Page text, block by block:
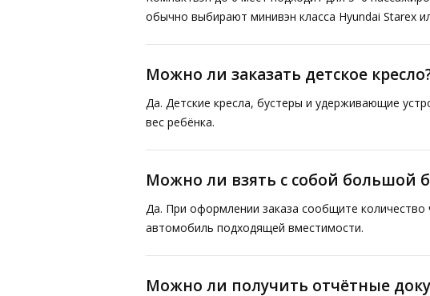
обычно выбирают минивэн класса Hyundai Starex
Можно ли заказать детское
Да. Детские кресла, бустеры и удерживающие
вес ребёнка.
Можно ли взять с собой большой
Да. При оформлении заказа сообщите
автомобиль подходящей вместимости.
Можно ли получить отчётные